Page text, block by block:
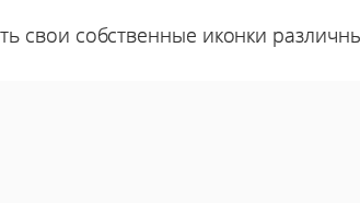
свои собственные иконки